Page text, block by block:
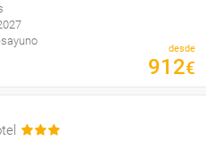
desde
912€